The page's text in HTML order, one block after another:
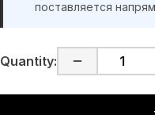
поставляется
Quantity: